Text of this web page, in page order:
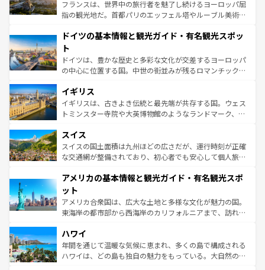
アートに溢れた街角から、地方では古代ローマ遺跡や中世
せる。地方によって風土や気候が異なるスペインはその個
ンテンツ一覧 を参照してほしい。
フランスは、世界中の旅行者を魅了し続けるヨーロッパ屈
指の観光地だ。首都パリのエッフェル塔やルーブル美術館
で、幅広い魅力が詰まっている。華麗な宮殿、歴史的な大
聖堂、美しいビーチ、そして豊かな自然が、訪れる者を心
から魅了する。また、フランスは美食の国としても知ら
れ、フランス料理はユネスコ無形文化遺産にも登録されて
香り高いラベンダー畑など、多彩な楽しみ方が可能だ。さ
らに、パリ以外の地域にも魅力が溢れており、どの街角に
も豊かな歴史と文化が息づいている。パリ以外の個性あふ
を参照してほしい。
ドイツの基本情報と観光ガイド・有名観光スポッ
ト
ドイツは、豊かな歴史と多彩な文化が交差するヨーロッパ
の中心に位置する国。中世の街並みが残るロマンチック街
顔を持つこの国は、どこを歩いても飽きることがない。ベ
ルリンの文化的活気、バイエルン州のアルプスの絶景、そ
してライン川沿いのワイン畑といった風景は必見。ビール
は、お酒好きな人にはぜひ体験してほしい。 なお、新着の
ドイツ情報はコンテンツ一覧を参照してほしい。
イギリス
イギリスは、古きよき伝統と最先端が共存する国。ウェス
トミンスター寺院や大英博物館のようなランドマーク、歴
リアごとに異なる魅力がある。また、優雅なアフタヌーン
ティー、ビール好きにはたまらない英国パブ、サッカー観
戦など、本場だからこそできる体験も豊富。イギリスを旅
ンツ一覧を参照してほしい。
スイス
スイスの国土面積は九州ほどの広さだが、運行時刻が正確
な交通網が整備されており、初心者でも安心して個人旅行
の建物がそのまま残る町や、スイスならではのユニークな
博物館もあり、アルプス観光だけでなく町歩きも満喫する
ことができる。国民の所得が高いため物価も高いが、旅行
者向けの交通パス提供のサービスもあり、うまく活用すれ
着のスイス情報は
アメリカの基本情報と観光ガイド・有名観光スポ
ット
アメリカ合衆国は、広大な土地と多様な文化が魅力の国。
東海岸の都市部から西海岸のカリフォルニアまで、訪れる
のような巨大都市は、観光、ショッピング、エンターテイ
ンメントが詰まった刺激的なスポットだ。一方、アメリカ
西部には大自然が広がり、グランドキャニオンやイエロー
ハワイ
年間を通じて温暖な気候に恵まれ、多くの島で構成される
ハワイは、どの島も独自の魅力をもっている。大自然の神